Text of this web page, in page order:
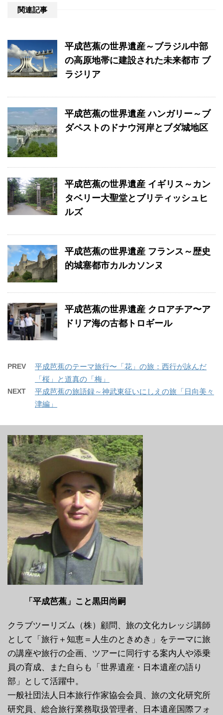
関連記事
平成芭蕉の世界遺産～ブラジル中部
の高原地帯に建設された未来都市 ブ
ラジリア
平成芭蕉の世界遺産 ハンガリー～ブ
ダペストのドナウ河岸とブダ城地区
平成芭蕉の世界遺産 イギリス～カン
タベリー大聖堂とブリティッシュヒ
ルズ
平成芭蕉の世界遺産 フランス～歴史
的城塞都市カルカソンヌ
平成芭蕉の世界遺産 クロアチア〜ア
ドリア海の古都トロギール
PREV
平成芭蕉のテーマ旅行〜「花」の旅：西行が詠んだ
「桜」と道真の「梅」
NEXT
平成芭蕉の旅語録～神武東征いにしえの旅「日向美々
津編」
「平成芭蕉」こと黒田尚嗣
クラブツーリズム（株）顧問、旅の文化カレッジ講師
として「旅行＋知恵＝人生のときめき」をテーマに旅
の講座や旅行の企画、ツアーに同行する案内人や添乗
員の育成、また自らも「世界遺産・日本遺産の語り
部」として活躍中。
一般社団法人日本旅行作家協会会員、旅の文化研究所
研究員、総合旅行業務取扱管理者、日本遺産国際フォ